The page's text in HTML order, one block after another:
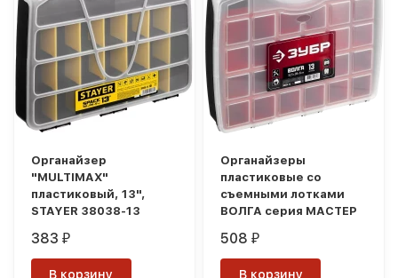
Органайзер
"MULTIMAX"
пластиковый, 13",
STAYER 38038-13
383₽
В корзину
Органайзеры
пластиковые со
съемными лотками
ВОЛГА серия МАСТЕР
508₽
В корзину